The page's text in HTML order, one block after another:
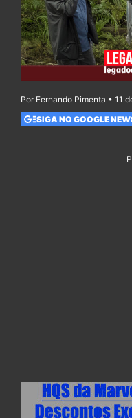
Por Fernando Pimenta • 11
SIGA NO GOOGLE